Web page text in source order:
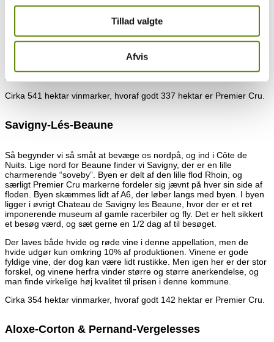
Tillad valgte
Afvis
faktisk en ret væsentlig kommune/appellation i Bourgogne.
Vinene fra Beaune er i min optik undervurderet, og man kan finde
virkelig lækre vine herfra. Der laves rigtig meget ordinær Bourgogne
vestlige side, hvor markerne ligger på skråninger og kigger ned over
Beaune.
Cirka 541 hektar vinmarker, hvoraf godt 337 hektar er Premier Cru.
Savigny-Lés-Beaune
Så begynder vi så småt at bevæge os nordpå, og ind i Côte de
Nuits. Lige nord for Beaune finder vi Savigny, der er en lille
charmerende “soveby”. Byen er delt af den lille flod Rhoin, og
særligt Premier Cru markerne fordeler sig jævnt på hver sin side af
floden. Byen skæmmes lidt af A6, der løber langs med byen. I byen
ligger i øvrigt Chateau de Savigny les Beaune, hvor der er et ret
imponerende museum af gamle racerbiler og fly. Det er helt sikkert
et besøg værd, og sæt gerne en 1/2 dag af til besøget.
Der laves både hvide og røde vine i denne appellation, men de
hvide udgør kun omkring 10% af produktionen. Vinene er gode
fyldige vine, der dog kan være lidt rustikke. Men igen her er der stor
forskel, og vinene herfra vinder større og større anerkendelse, og
man finde virkelige høj kvalitet til prisen i denne kommune.
Cirka 354 hektar vinmarker, hvoraf godt 142 hektar er Premier Cru.
Aloxe-Corton & Pernand-Vergelesses